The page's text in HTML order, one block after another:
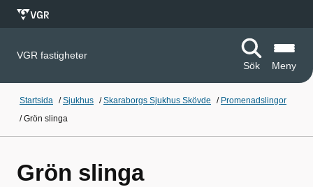
VGR fastigheter
Sök
Meny
Startsida /Sjukhus /Skaraborgs Sjukhus Skövde / Promenadslingor
/Grön slinga
Grön slinga